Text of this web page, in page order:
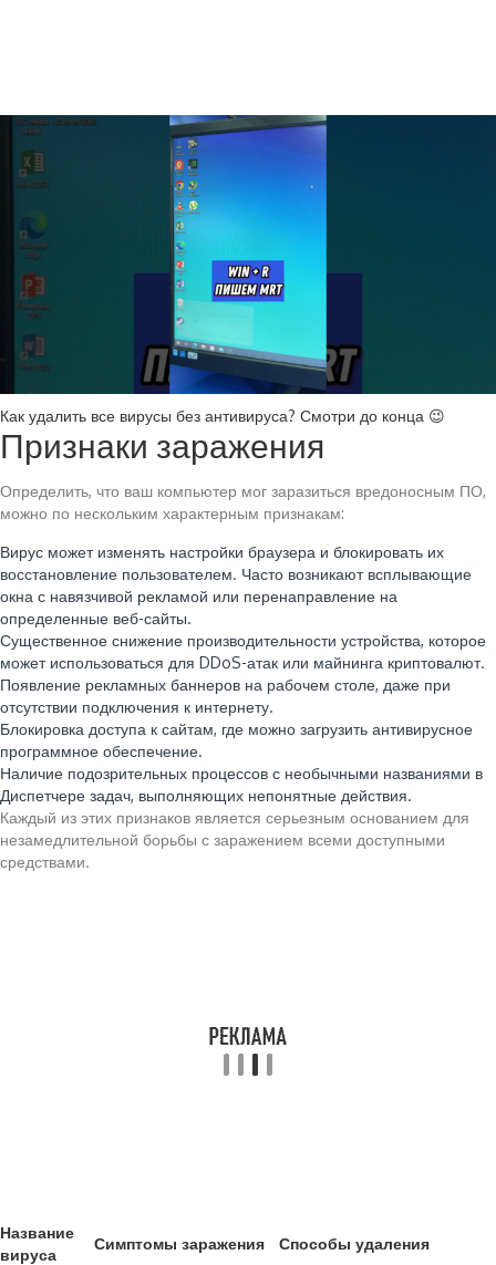
Как удалить все вирусы без антивируса? Смотри до конца 😉
Признаки заражения
Определить, что ваш компьютер мог заразиться вредоносным ПО,
можно по нескольким характерным признакам:
Вирус может изменять настройки браузера и блокировать их
восстановление пользователем. Часто возникают всплывающие
окна с навязчивой рекламой или перенаправление на
определенные веб-сайты.
Существенное снижение производительности устройства, которое
может использоваться для DDoS-атак или майнинга криптовалют.
Появление рекламных баннеров на рабочем столе, даже при
отсутствии подключения к интернету.
Блокировка доступа к сайтам, где можно загрузить антивирусное
программное обеспечение.
Наличие подозрительных процессов с необычными названиями в
Диспетчере задач, выполняющих непонятные действия.
Каждый из этих признаков является серьезным основанием для
незамедлительной борьбы с заражением всеми доступными
средствами.
Название
вируса
Симптомы заражения Способы удаления